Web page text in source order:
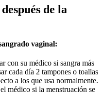
de la
vaginal:
con su médico si sangra más
cada día 2 tampones o toallas
a los que usa normalmente.
médico si la menstruación se